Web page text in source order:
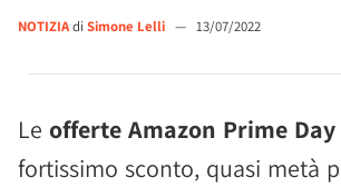
NOTIZIAdi Simone Lelli — 13/07/2022
Le offerte Amazon Prime Day
fortissimo sconto, quasi metà